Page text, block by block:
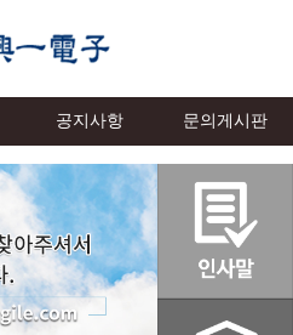
공지사항 문의게시판